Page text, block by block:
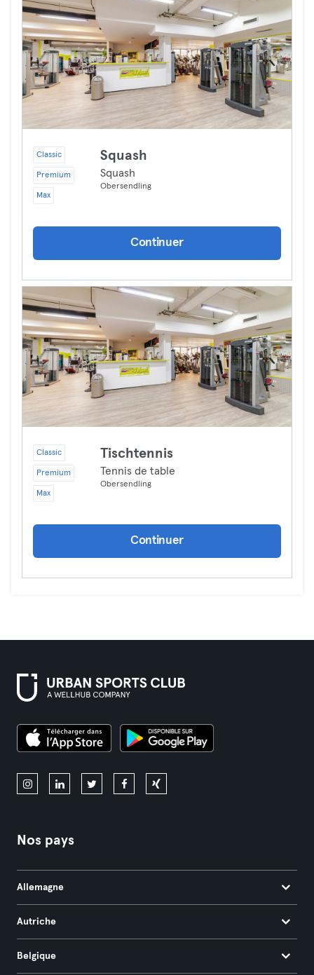
Classic
Premium
Max
Squash
Squash
Obersendling
Continuer
Classic
Premium
Max
Tischtennis
Tennis de table
Obersendling
Continuer
Nos pays
Allemagne
Autriche
Belgique